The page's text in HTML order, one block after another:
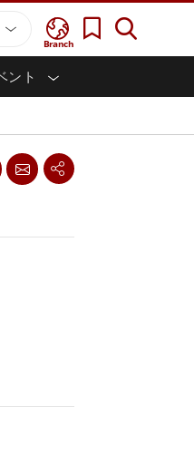
Branch
ント
スプレイ
トシス